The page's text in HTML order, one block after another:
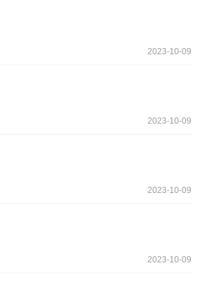
2023-10-09
2023-10-09
2023-10-09
2023-10-09